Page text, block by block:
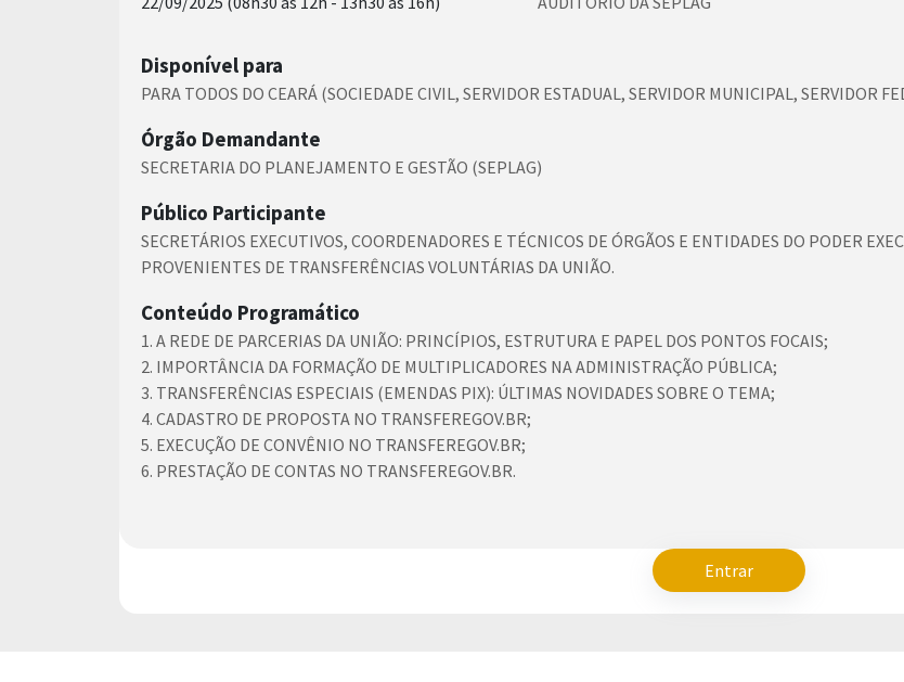
Disponível para
PARA TODOS DO CEARÁ (SOCIEDADE CIVIL, SERVIDOR ESTADUAL, SERVIDOR MUNICIPAL, SERVIDOR
Órgão Demandante
SECRETARIA DO PLANEJAMENTO E GESTÃO (SEPLAG)
Público Participante
SECRETÁRIOS EXECUTIVOS, COORDENADORES E TÉCNICOS DE ÓRGÃOS E ENTIDADES DO PODER
PROVENIENTES DE TRANSFERÊNCIAS VOLUNTÁRIAS DA UNIÃO.
Conteúdo Programático
1. A REDE DE PARCERIAS DA UNIÃO: PRINCÍPIOS, ESTRUTURA E PAPEL DOS PONTOS FOCAIS;
2. IMPORTÂNCIA DA FORMAÇÃO DE MULTIPLICADORES NA ADMINISTRAÇÃO PÚBLICA;
3. TRANSFERÊNCIAS ESPECIAIS (EMENDAS PIX): ÚLTIMAS NOVIDADES SOBRE O TEMA;
4. CADASTRO DE PROPOSTA NO TRANSFEREGOV.BR;
5. EXECUÇÃO DE CONVÊNIO NO TRANSFEREGOV.BR;
6. PRESTAÇÃO DE CONTAS NO TRANSFEREGOV.BR.
Entrar